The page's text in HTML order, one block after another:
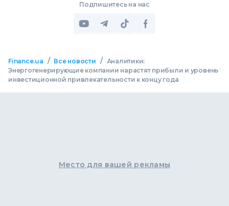
Подпишитесь на нас
Finance.ua / Все новости / Аналитики:
Энергогенерирующие компании нарастят прибыли и уровень
инвестиционной привлекательности к концу года
Место для вашей рекламы